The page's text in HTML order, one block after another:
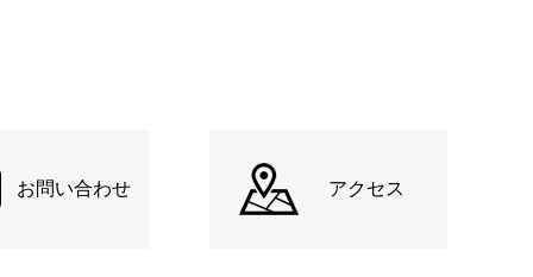
お問い合わせ アクセス